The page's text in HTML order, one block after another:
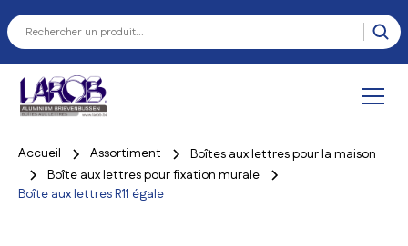
Accueil Assortiment
Boîtes aux lettres pour la maison
Boîte aux lettres pour fixation murale
Boîte aux lettres R11 égale